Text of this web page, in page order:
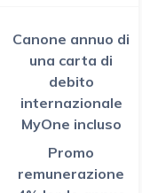
Canone annuo di
una carta di
debito
internazionale
MyOne incluso
Promo
remunerazione